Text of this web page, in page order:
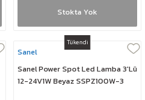
Stokta Yok
Tükendi
Sanel
Sanel Power Spot Led Lamba 3'Lü
12-24V1W Beyaz SSPZ100W-3